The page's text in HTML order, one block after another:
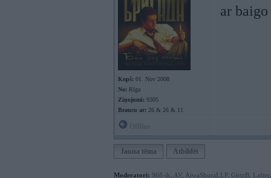
Kopš: 01. Nov 2008
No: Rīga
Ziņojumi: 9305
Braucu ar: 26 & 26 & 11
ar
Jauna tēma Atbildēt
Moderatori: 968-jk AV AiwaShuraLLP, GirtzB Lafter